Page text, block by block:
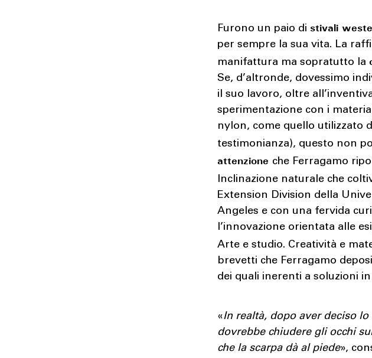
Furono un paio distivali
per sempre la sua vita. La
manifattura ma sopratutto la
Se, d’altronde, dovessimo
il suo lavoro, oltre
sperimentazione con i
nylon, come quello utilizzato
testimonianza), questo non
attenzione che Ferragamo
Inclinazione naturale che
Extension Division della
Angeles e con una fervida
l’innovazione orientata alle
Arte e studio. Creatività e
brevetti che Ferragamo
dei quali inerenti a soluzioni
«In realtà, dopo aver deciso
dovrebbe chiudere gli occhi
che la scarpa dà al piede»,